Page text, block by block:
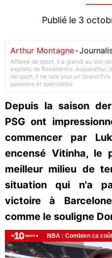
Publié le 3
Arthur Montagne-
Affamé de sport, il a grandi au son
exploits de Ronaldinho.
de sport, il ne rate plus un Grand
passions et spécialités
Depuis la saison
PSG ont
commencer par
encensé Vitinha, le
meilleur milieu de
situation qui n'a
victoire à
comme le souligne